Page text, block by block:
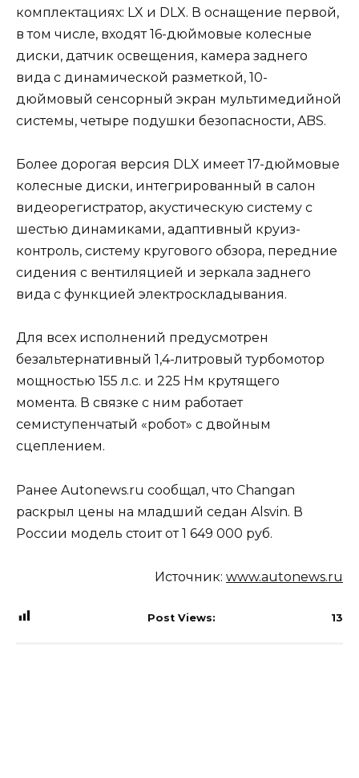
комплектациях: LX и DLX. В оснащение первой,
в том числе, входят 16-дюймовые колесные
диски, датчик освещения, камера заднего
вида с динамической разметкой, 10-
дюймовый сенсорный экран мультимедийной
системы, четыре подушки безопасности, ABS.
Более дорогая версия DLX имеет 17-дюймовые
колесные диски, интегрированный в салон
видеорегистратор, акустическую систему с
шестью динамиками, адаптивный круиз-
контроль, систему кругового обзора, передние
сидения с вентиляцией и зеркала заднего
вида с функцией электроскладывания.
Для всех исполнений предусмотрен
безальтернативный 1,4-литровый турбомотор
мощностью 155 л.с. и 225 Нм крутящего
момента. В связке с ним работает
семиступенчатый «робот» с двойным
сцеплением.
Ранее Autonews.ru сообщал, что Changan
раскрыл цены на младший седан Alsvin. В
России модель стоит от 1 649 000 руб.
Источник: www.autonews.ru
Post Views: 13